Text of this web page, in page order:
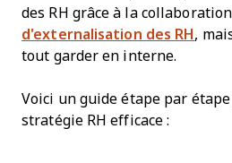
des RH grâce à la
d'externalisation des RH ,
tout garder en interne.
Voici un guide étape par
stratégie RH efficace :